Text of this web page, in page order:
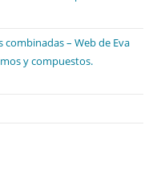
– Web de Eva
y compuestos.